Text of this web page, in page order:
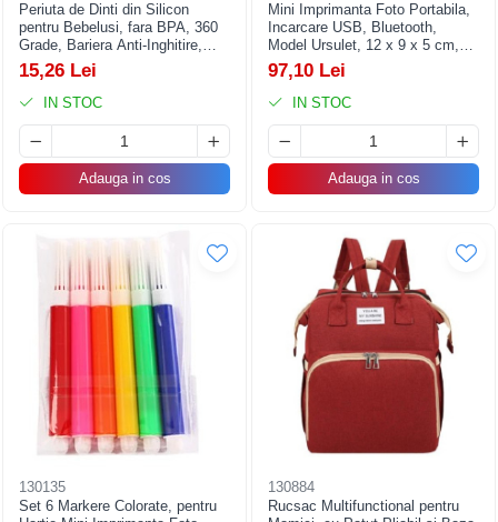
Periuta de Dinti din Silicon
pentru Bebelusi, fara BPA, 360
Grade, Bariera Anti-Inghitire,
Maner Ergonomic, 12.5 x 15 cm,
Albastru
15,26 Lei
IN STOC
Adauga in cos
Mini Imprimanta Foto Portabila,
Incarcare USB, Bluetooth,
Model Ursulet, 12 x 9 x 5 cm,
Alb Roz
97,10 Lei
IN STOC
Adauga in cos
130135
Set 6 Markere Colorate, pentru
130884
Rucsac Multifunctional pentru